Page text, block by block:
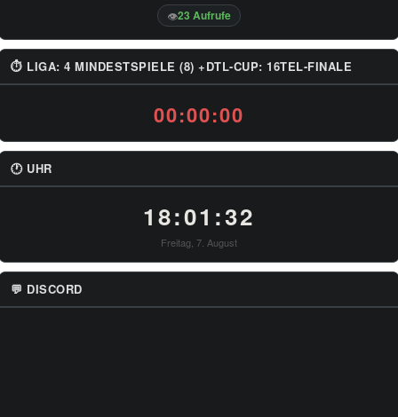
👁23 Aufrufe
⏱ LIGA: 4 MINDESTSPIELE (8) +DTL-CUP: 16TEL-FINALE
00:00:00
🕐 UHR
18:01:32
Freitag, 7. August
💬 DISCORD